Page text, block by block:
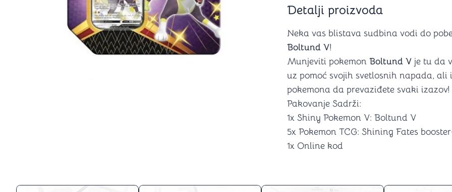
Puzzle 1000 delova
Puzzle 2000 delova
(TCG)
Yu-Gi-Oh
Šah
Domine
Backgammon (Tavla)
Kutijice
Mozgalice
Hanayama
Kocke
Ostale mozgalice
Stripovi
Detalji proizvoda
Neka vas blistava sudbina vodi do
Boltund V!
Munjeviti pokemon Boltund V je tu da
uz pomoć svojih svetlosnih napada,
pokemona da prevaziđete svaki izazov!
Pakovanje Sadrži:
1x Shiny Pokemon V: Boltund V
5x Pokemon TCG: Shining Fates
1x Online kod